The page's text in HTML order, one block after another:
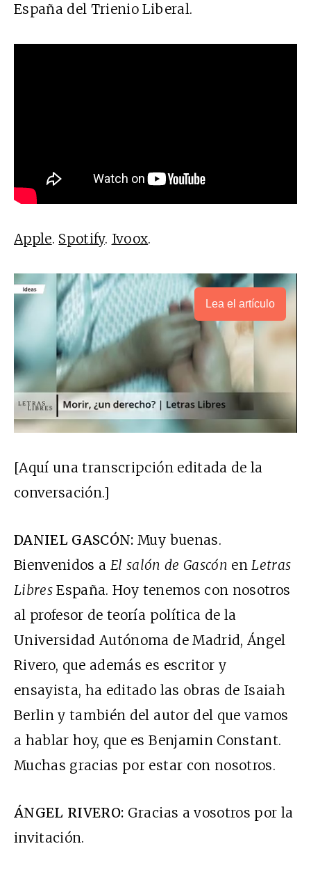
España del Trienio Liberal.
Apple. Spotify. Ivoox.
Lea el artículo
[Aquí una transcripción editada de la
conversación.]
DANIEL GASCÓN: Muy buenas.
Bienvenidos a El salón de Gascón enLetras
Libres España. Hoy tenemos con nosotros
al profesor de teoría política de la
Universidad Autónoma de Madrid, Ángel
Rivero, que además es escritor y
ensayista, ha editado las obras de Isaiah
Berlin y también del autor del que vamos
a hablar hoy, que es Benjamin Constant.
Muchas gracias por estar con nosotros.
ÁNGEL RIVERO: Gracias a vosotros por la
invitación.